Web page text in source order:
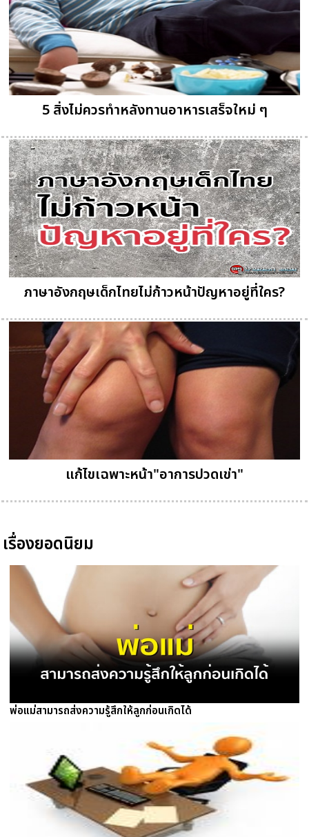
5 สิ่งไม่ควรทำหลังทานอาหารเสร็จใหม่ ๆ
ภาษาอังกฤษเด็กไทยไม่ก้าวหน้าปัญหาอยู่ที่ใคร?
แก้ไขเฉพาะหน้า"อาการปวดเข่า"
เรื่องยอดนิยม
พ่อแม่สามารถส่งความรู้สึกให้ลูกก่อนเกิดได้